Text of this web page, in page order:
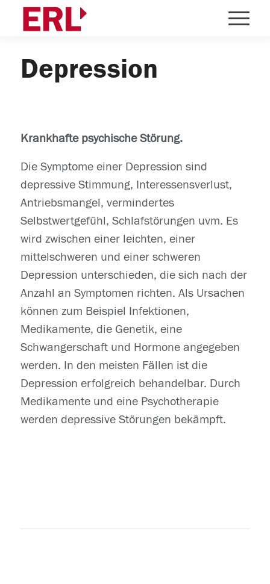
Depression
Krankhafte psychische Störung.
Die Symptome einer Depression sind
depressive Stimmung, Interessensverlust,
Antriebsmangel, vermindertes
Selbstwertgefühl, Schlafstörungen uvm. Es
wird zwischen einer leichten, einer
mittelschweren und einer schweren
Depression unterschieden, die sich nach der
Anzahl an Symptomen richten. Als Ursachen
können zum Beispiel Infektionen,
Medikamente, die Genetik, eine
Schwangerschaft und Hormone angegeben
werden. In den meisten Fällen ist die
Depression erfolgreich behandelbar. Durch
Medikamente und eine Psychotherapie
werden depressive Störungen bekämpft.